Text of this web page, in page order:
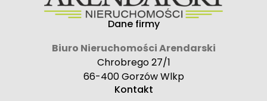
Dane firmy
Biuro Nieruchomości Arendarski
Chrobrego 27/1
66-400 Gorzów Wlkp
Kontakt